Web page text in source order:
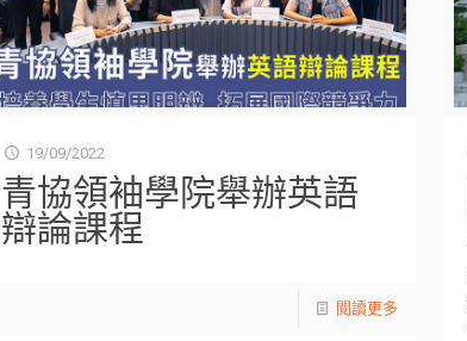
19/09/2022
青協領袖學院舉辦英語
辯論課程
閱讀更多